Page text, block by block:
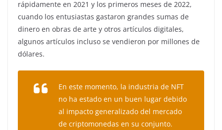
rápidamente en 2021 y los primeros meses de 2022,
cuando los entusiastas gastaron grandes sumas de
dinero en obras de arte y otros artículos digitales,
algunos artículos incluso se vendieron por millones de
dólares.
En este momento, la industria de NFT
no ha estado en un buen lugar debido
al impacto generalizado del mercado
de criptomonedas en su conjunto.